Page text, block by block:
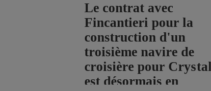
Le contrat avec
Fincantieri pour la
construction d'un
troisième navire de
croisière pour Crystal
est désormais en